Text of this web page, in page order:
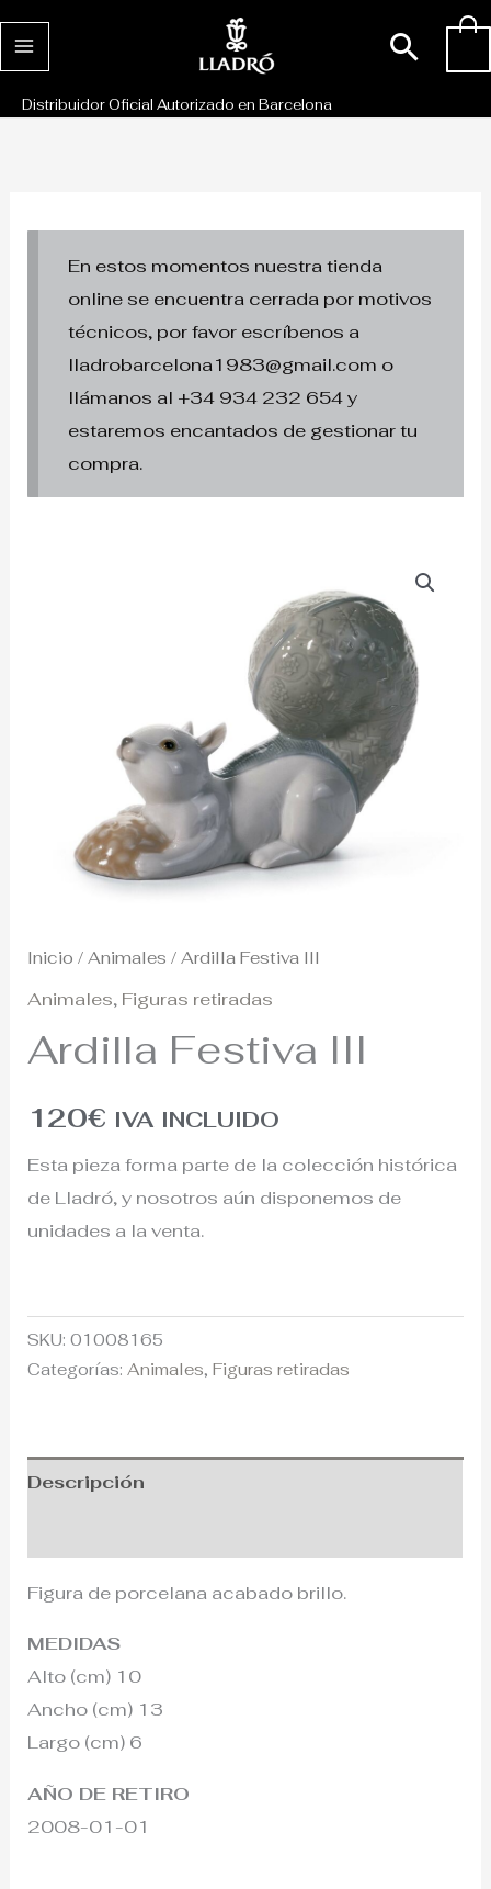
al
Distribuidor Oficial Autorizado en Barcelona
En estos momentos nuestra tienda
online se encuentra cerrada por motivos
técnicos, por favor escríbenos a
lladrobarcelona1983@gmail.com o
llámanos al +34 934 232 654 y
estaremos encantados de gestionar tu
compra.
Inicio /Animales / Ardilla Festiva III
Animales, Figuras retiradas
Ardilla Festiva III
120€ IVA INCLUIDO
Esta pieza forma parte de la colección histórica
de Lladró, y nosotros aún disponemos de
unidades a la venta.
SKU:01008165
Categorías:Animales,Figuras retiradas
Descripción
Figura de porcelana acabado brillo.
MEDIDAS
Alto (cm) 10
Ancho (cm) 13
Largo (cm) 6
AÑO DE RETIRO
2008-01-01